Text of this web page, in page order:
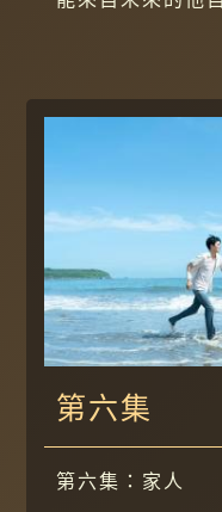
第六集
第六集：家人